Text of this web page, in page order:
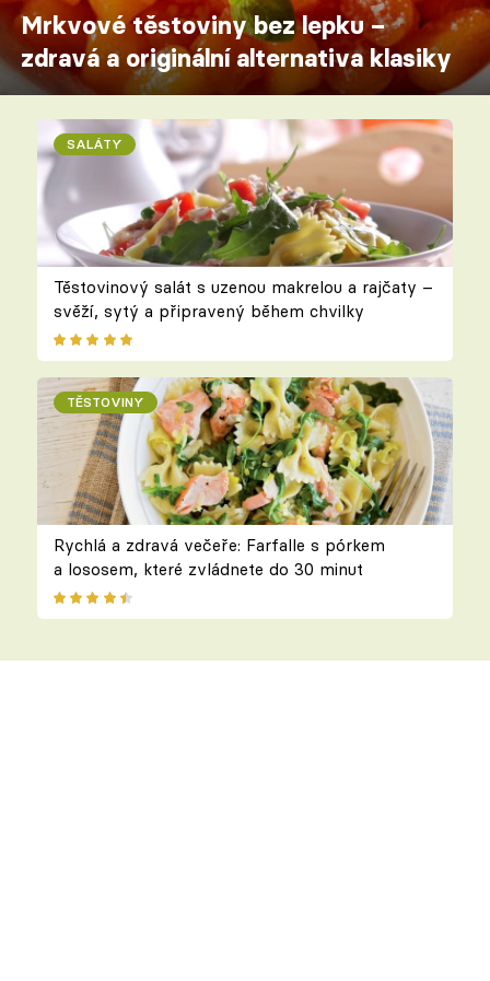
Mrkvové těstoviny bez lepku –
zdravá a originální alternativa klasiky
SALÁTY
Těstovinový salát s uzenou makrelou a rajčaty –
svěží, sytý a připravený během chvilky
TĚSTOVINY
Rychlá a zdravá večeře: Farfalle s pórkem
a lososem, které zvládnete do 30 minut